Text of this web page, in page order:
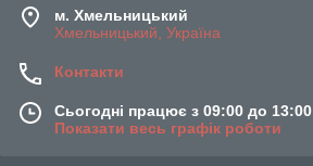
м. Хмельницький
Хмельницький, Україна
Контакти
Сьогодні працює з 09:00 до 13:00
Показати весь графік роботи